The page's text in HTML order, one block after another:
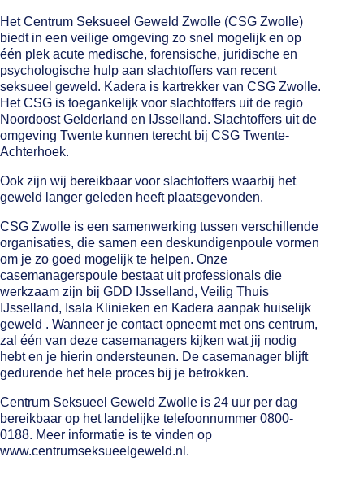
Het Centrum Seksueel Geweld Zwolle (CSG Zwolle)
biedt in een veilige omgeving zo snel mogelijk en op
één plek acute medische, forensische, juridische en
psychologische hulp aan slachtoffers van recent
seksueel geweld. Kadera is kartrekker van CSG Zwolle.
Het CSG is toegankelijk voor slachtoffers uit de regio
Noordoost Gelderland en IJsselland. Slachtoffers uit de
omgeving Twente kunnen terecht bij CSG Twente-
Achterhoek.
Ook zijn wij bereikbaar voor slachtoffers waarbij het
geweld langer geleden heeft plaatsgevonden.
CSG Zwolle is een samenwerking tussen verschillende
organisaties, die samen een deskundigenpoule vormen
om je zo goed mogelijk te helpen. Onze
casemanagerspoule bestaat uit professionals die
werkzaam zijn bij GDD IJsselland, Veilig Thuis
IJsselland, Isala Klinieken en Kadera aanpak huiselijk
geweld . Wanneer je contact opneemt met ons centrum,
zal één van deze casemanagers kijken wat jij nodig
hebt en je hierin ondersteunen. De casemanager blijft
gedurende het hele proces bij je betrokken.
Centrum Seksueel Geweld Zwolle is 24 uur per dag
bereikbaar op het landelijke telefoonnummer 0800-
0188. Meer informatie is te vinden op
www.centrumseksueelgeweld.nl.